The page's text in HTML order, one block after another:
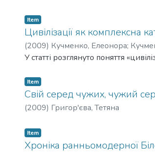
Item
Цивілізації як комплексна
(2009) Кучменко, Елеонора;
У статті розглянуто поняття
Item
Свій серед чужих, чужий
(2009) Григор'єва, Тетяна
Item
Хроніка ранньомодерної